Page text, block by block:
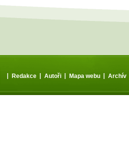
| Redakce | Autoři | Mapa webu | Archív